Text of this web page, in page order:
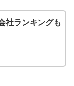
社ランキングも